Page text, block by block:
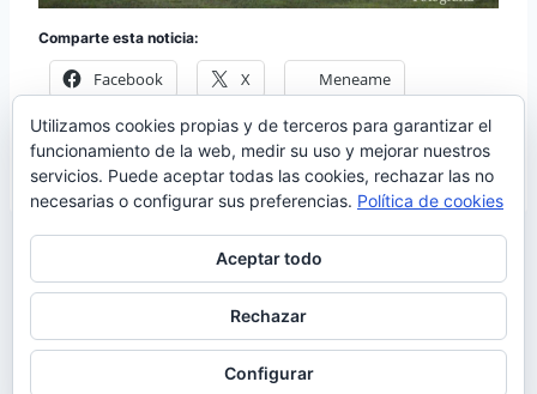
Comparte esta noticia:
Facebook X Meneame
Más
© 2026 Manquepierda - Tema para WordPress
porKadence WP
Utilizamos cookies propias y de terceros para garantizar el
funcionamiento de la web, medir su uso y mejorar nuestros
servicios. Puede aceptar todas las cookies, rechazar las no
necesarias o configurar sus preferencias. Política de cookies
Aceptar todo
Rechazar
Configurar